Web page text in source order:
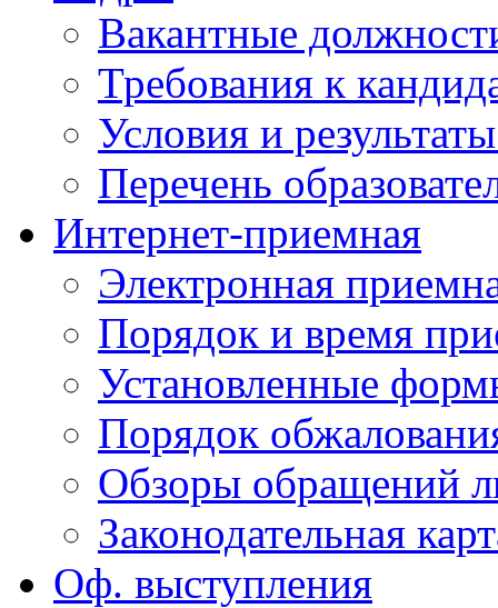
Вакантные
Требования к
Условия и
Перечень
Интернет-приемная
Электронная
Порядок и время
Установленные
Порядок
Обзоры обращений
Законодательная
Оф. выступления